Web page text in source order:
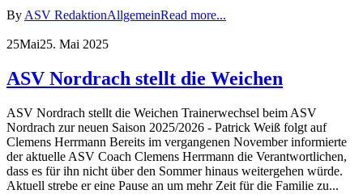
By ASV RedaktionAllgemeinRead more...
25Mai25. Mai 2025
ASV Nordrach stellt die Weichen
ASV Nordrach stellt die Weichen Trainerwechsel beim ASV
Nordrach zur neuen Saison 2025/2026 - Patrick Weiß folgt auf
Clemens Herrmann Bereits im vergangenen November informierte
der aktuelle ASV Coach Clemens Herrmann die Verantwortlichen,
dass es für ihn nicht über den Sommer hinaus weitergehen würde.
Aktuell strebe er eine Pause an um mehr Zeit für die Familie zu...